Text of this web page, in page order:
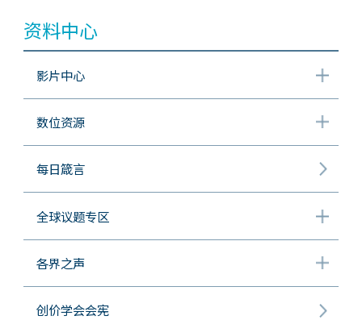
资料中心
影片中心
数位资源
每日箴言
全球议题专区
各界之声
创价学会会宪